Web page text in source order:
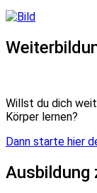
Willst du dich
Körper lernen?
Dann starte hier
Ausbildung